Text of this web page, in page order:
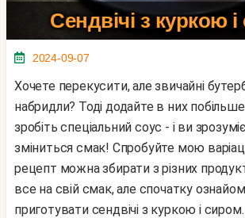
Сендвічі з куркою
2024-09-07
Хочете перекусити, але звичайні бутерброди вам
набридли? Тоді додайте в них побільше
зробіть спеціальний соус - і ви
зміниться смак! Спробуйте мою
рецепт можна збирати з різних
все на свій смак, але спочатку
приготувати сендвічі з куркою і